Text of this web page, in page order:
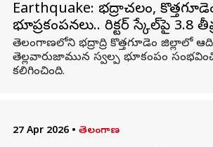
Earthquake: భద్రాచలం,
భూప్రకంపనలు.. రిక్టర్ స్కేల్‌పై 3.8
తెలంగాణలోని భద్రాద్రి కొత్తగూడెం జిల్లాలో
తెల్లవారుజామున స్వల్ప భూకంపం
కలిగించింది.
27 Apr 2026 • తెలంగాణ